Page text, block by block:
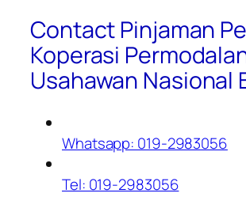
Contact Pinjaman
Koperasi
Usahawan Nasional
Whatsapp: 019-2983056
Tel: 019-2983056